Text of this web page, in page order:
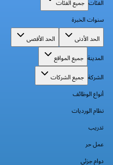
الفئات جميع الفئات
سنوات الخبرة
الحد الأدنى
الحد الأقصى
المدينة جميع المواقع
الشركة جميع الشركات
أنواع الوظائف
نظام الورديات
تدريب
عمل حر
دوام جزئي